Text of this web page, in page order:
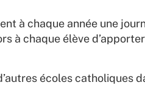
à chaque année une
à chaque élève
écoles catholiques